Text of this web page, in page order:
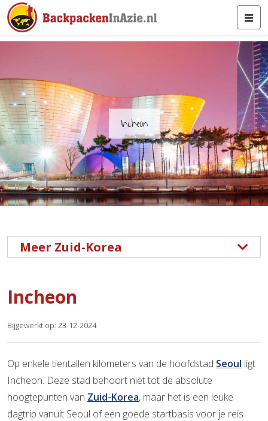
Incheon
Meer Zuid-Korea
Incheon
Bijgewerkt op: 23-12-2024
Op enkele tientallen kilometers van de hoofdstad Seoul ligt
Incheon. Deze stad behoort niet tot de absolute
hoogtepunten van Zuid-Korea, maar het is een leuke
dagtrip vanuit Seoul of een goede startbasis voor je reis